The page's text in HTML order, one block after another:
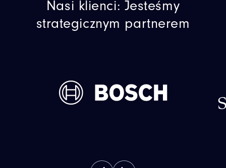
Nasi klienci: Jesteśmy
strategicznym partnerem